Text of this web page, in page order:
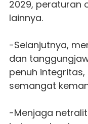
2029, peraturan
lainnya.
-Selanjutnya,
dan
penuh integritas,
semangat
-Menjaga